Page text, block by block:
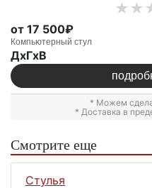
от 17 500₽
Компьютерный стул
ДxГxВ
* Можем
* Доставка в
Смотрите еще
Стулья